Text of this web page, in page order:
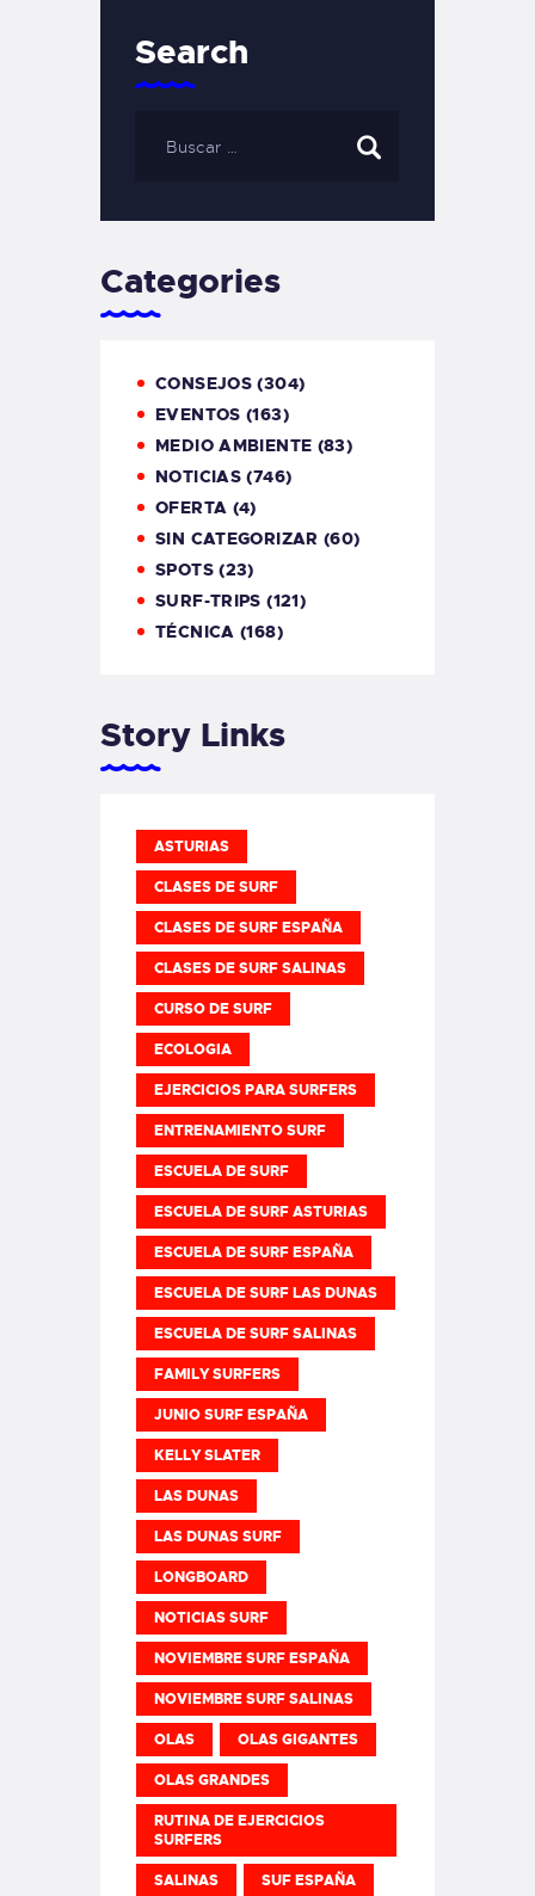
Search
Categories
CONSEJOS (304)
EVENTOS (163)
MEDIO AMBIENTE (83)
NOTICIAS (746)
OFERTA (4)
SIN CATEGORIZAR (60)
SPOTS(23)
SURF-TRIPS (121)
TÉCNICA (168)
Story Links
ASTURIAS
CLASES DE SURF
CLASES DE SURF ESPAÑA
CLASES DE SURF SALINAS
CURSO DE SURF
ECOLOGIA
EJERCICIOS PARA SURFERS
ENTRENAMIENTO SURF
ESCUELA DE SURF
ESCUELA DE SURF ASTURIAS
ESCUELA DE SURF ESPAÑA
ESCUELA DE SURF LAS DUNAS
ESCUELA DE SURF SALINAS
FAMILY SURFERS
JUNIO SURF ESPAÑA
KELLY SLATER
LAS DUNAS
LAS DUNAS SURF
LONGBOARD
NOTICIAS SURF
NOVIEMBRE SURF ESPAÑA
NOVIEMBRE SURF SALINAS
OLAS OLAS GIGANTES
OLAS GRANDES
RUTINA DE EJERCICIOS
SURFERS
SALINAS SUF ESPAÑA